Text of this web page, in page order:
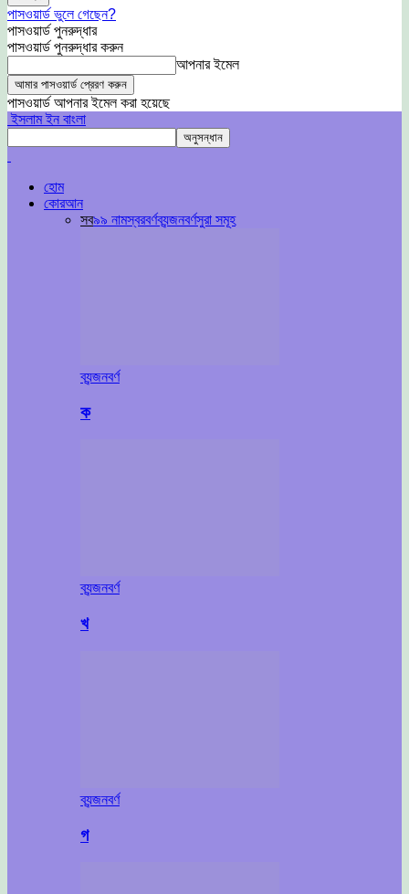
পাসওয়ার্ড ভুলে গেছেন?
পাসওয়ার্ড পুনরুদ্ধার
পাসওয়ার্ড পুনরুদ্ধার করুন
আপনার ইমেল
পাসওয়ার্ড আপনার ইমেল করা হয়েছে
ইসলাম ইন বাংলা
হোম
কোরআন
সব৯৯ নামস্বরবর্ণব্যন্জনবর্ণসুরা সমূহ
ব্যন্জনবর্ণ
ক
ব্যন্জনবর্ণ
খ
ব্যন্জনবর্ণ
গ